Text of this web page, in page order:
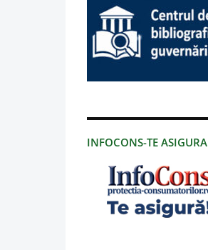
INFOCONS-TE ASIGURA